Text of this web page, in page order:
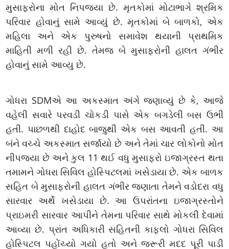
મુસાફરોના મોત નિપજ્યા છે. મૃતકોમાં મોટાભાગે શ્રમિક
પરિવાર હોવાનું સામે આવ્યું છે. મૃતકોમાં બે બાળકો, એક
મહિલા અને એક પુરુષનો સમાવેશ થયાની પ્રાથમિક
માહિતી મળી રહી છે. તેમજ બે મુસાફરોની હાલત ગંભીર
હોવાનું સામે આવ્યુ છે.
ગોધરા SDMએ આ અકસ્માત અંગે જણાવ્યું છે કે, આજે
વહેલી સવારે પરવડી ચોકડી પાસે એક બગડેલી બસ ઉભી
હતી. પાછળથી દાહોદ બાજુથી એક બસ આવતી હતી. આ
બંને વચ્ચે અકસ્માત સર્જાયો છે અને તેમાં ચાર લોકોનો મોત
નીપજ્યા છે અને કુલ 11 થઈ વધુ મુસાફરો ઇજાગ્રસ્ત થતા
તમામને ગોધરા સિવિલ હોસ્પિટલમાં ખસેડાયા છે. એક બાળક
સહિત બે મુસાફરોની હાલત ગંભીર જણાતા તેમને વડોદરા વધુ
સારવાર અર્થે ખસેડાયા છે. આ ઉપરાંતના ઇજાગ્રસ્તોને
પ્રાઇમરી સારવાર આપીને તેમના પરિવાર સાથે મોકલી દેવામાં
આવ્યા છે. પ્રાંત અધિકારી સહિતની કાફલો ગોધરા સિવિલ
હોસ્પિટલ પહોંચ્યો ગયો હતો અને જરૂરી મદદ પૂરી પાડી